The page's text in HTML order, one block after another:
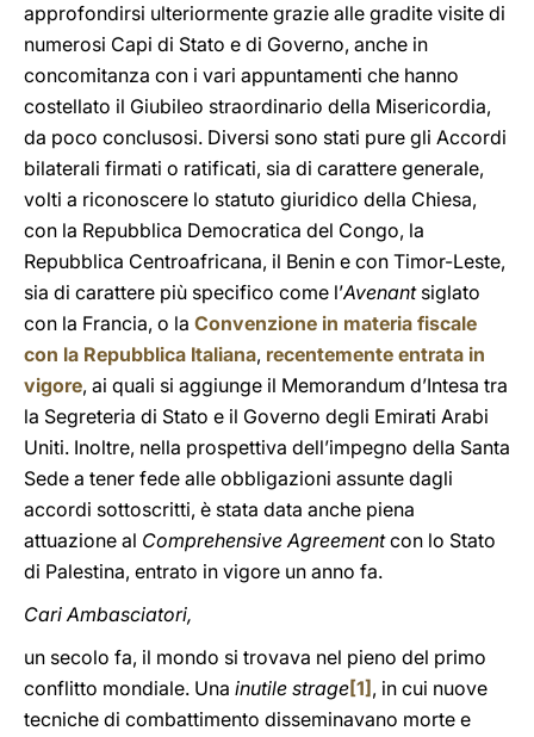
approfondirsi ulteriormente grazie alle gradite visite di
numerosi Capi di Stato e di Governo, anche in
concomitanza con i vari appuntamenti che hanno
costellato il Giubileo straordinario della Misericordia,
da poco conclusosi. Diversi sono stati pure gli Accordi
bilaterali firmati o ratificati, sia di carattere generale,
volti a riconoscere lo statuto giuridico della Chiesa,
con la Repubblica Democratica del Congo, la
Repubblica Centroafricana, il Benin e con Timor-Leste,
sia di carattere più specifico come l’Avenantsiglato
con la Francia, o la Convenzione in materia fiscale
con la Repubblica Italiana, recentemente entrata in
vigore, ai quali si aggiunge il Memorandum d’Intesa tra
la Segreteria di Stato e il Governo degli Emirati Arabi
Uniti. Inoltre, nella prospettiva dell’impegno della Santa
Sede a tener fede alle obbligazioni assunte dagli
accordi sottoscritti, è stata data anche piena
attuazione al Comprehensive Agreementcon lo Stato
di Palestina, entrato in vigore un anno fa.
Cari Ambasciatori,
un secolo fa, il mondo si trovava nel pieno del primo
conflitto mondiale. Una inutile strage[1] , in cui nuove
tecniche di combattimento disseminavano morte e